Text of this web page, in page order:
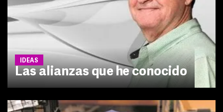
IDEAS
Las alianzas que he conocido